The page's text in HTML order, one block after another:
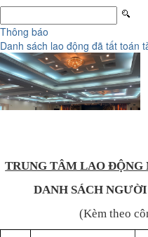
Thông báo
Danh sách lao động đã tất toán
TRUNG TÂM LAO ĐỘNG
DANH SÁCH
(Kèm theo